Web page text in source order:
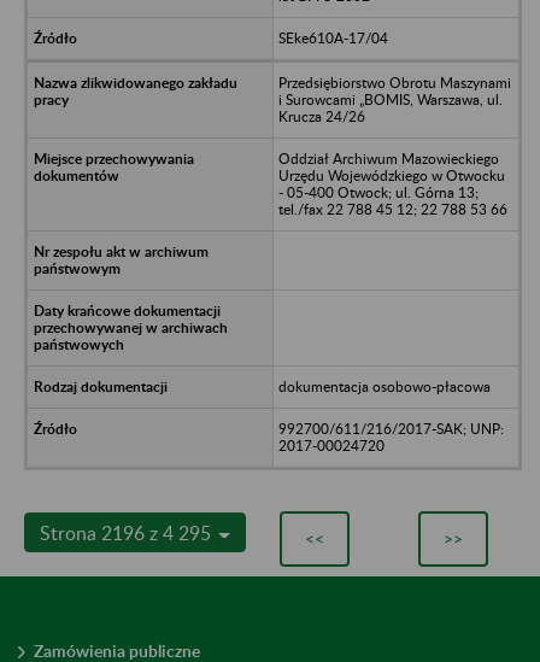
SEke610A-17/04
Przedsiębiorstwo Obrotu Maszynami
i Surowcami „BOMIS, Warszawa, ul.
Krucza 24/26
Oddział Archiwum Mazowieckiego
Urzędu Wojewódzkiego w Otwocku
- 05-400 Otwock; ul. Górna 13;
tel./fax 22 788 45 12; 22 788 53 66
dokumentacja osobowo-płacowa
992700/611/216/2017-SAK; UNP:
2017-00024720
Strona 2196 z 4 295 << >>
Zamówienia publiczne